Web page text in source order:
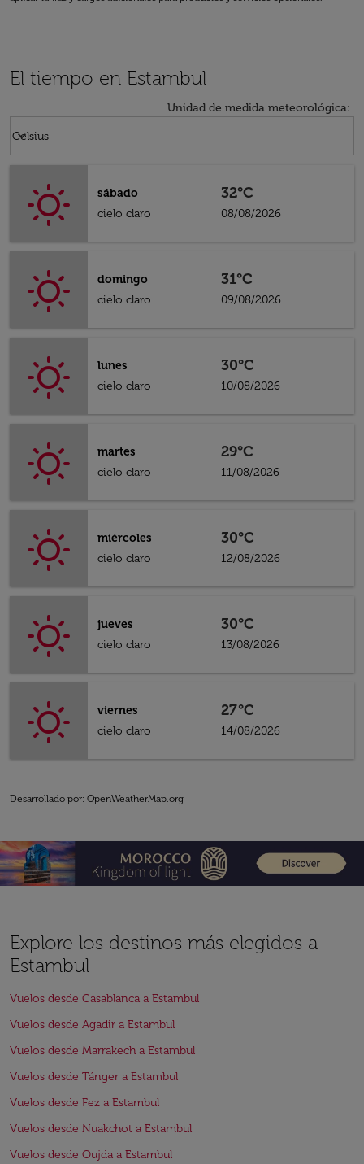
El tiempo en Estambul
Unidad de medida meteorológica:
Celsius
keyboard_arrow_down
sábado
cielo claro
32°C
08/08/2026
domingo
cielo claro
31°C
09/08/2026
lunes
cielo claro
30°C
10/08/2026
martes
cielo claro
29°C
11/08/2026
miércoles
cielo claro
30°C
12/08/2026
jueves
cielo claro
30°C
13/08/2026
viernes
cielo claro
27°C
14/08/2026
Desarrollado por: OpenWeatherMap.org
Explore los destinos más elegidos a
Estambul
Vuelos desde Casablanca a Estambul
Vuelos desde Agadir a Estambul
Vuelos desde Marrakech a Estambul
Vuelos desde Tánger a Estambul
Vuelos desde Fez a Estambul
Vuelos desde Nuakchot a Estambul
Vuelos desde Oujda a Estambul